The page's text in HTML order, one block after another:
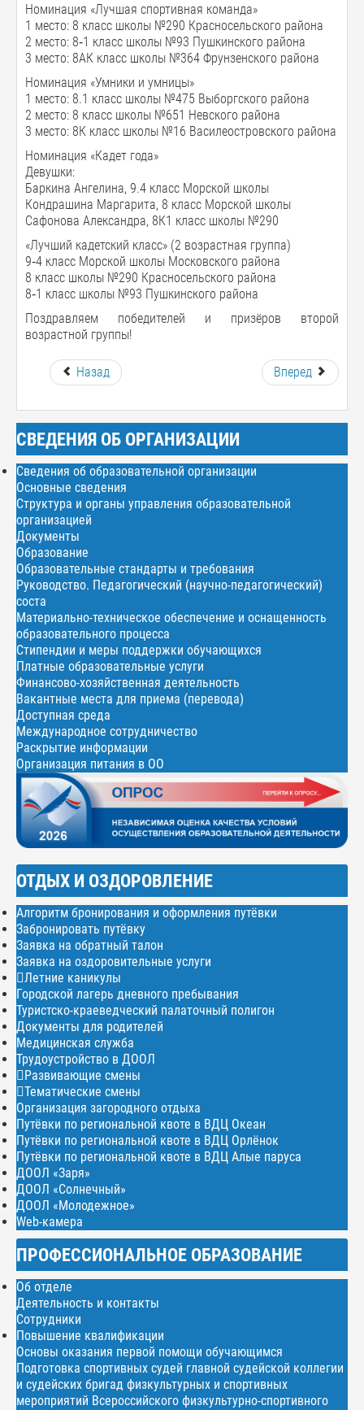
Номинация «Лучшая спортивная команда»
1 место: 8 класс школы №290 Красносельского района
2 место: 8‑1 класс школы №93 Пушкинского района
3 место: 8АК класс школы №364 Фрунзенского района
Номинация «Умники и умницы»
1 место: 8.1 класс школы №475 Выборгского района
2 место: 8 класс школы №651 Невского района
3 место: 8К класс школы №16 Василеостровского района
Номинация «Кадет года»
Девушки:
Баркина Ангелина, 9.4 класс Морской школы
Кондрашина Маргарита, 8 класс Морской школы
Сафонова Александра, 8К1 класс школы №290
«Лучший кадетский класс» (2 возрастная группа)
9‑4 класс Морской школы Московского района
8 класс школы №290 Красносельского района
8‑1 класс школы №93 Пушкинского района
Поздравляем победителей и призёров второй
возрастной группы!
Назад Вперед
СВЕДЕНИЯ ОБ ОРГАНИЗАЦИИ
Сведения об образовательной организации
Основные сведения
Структура и органы управления образовательной
организацией
Документы
Образование
Образовательные стандарты и требования
Руководство. Педагогический (научно-педагогический)
соста
Материально-техническое обеспечение и оснащенность
образовательного процесса
Стипендии и меры поддержки обучающихся
Платные образовательные услуги
Финансово-хозяйственная деятельность
Вакантные места для приема (перевода)
Доступная среда
Международное сотрудничество
Раскрытие информации
Организация питания в ОО
ОТДЫХ И ОЗДОРОВЛЕНИЕ
Алгоритм бронирования и оформления путёвки
Забронировать путёвку
Заявка на обратный талон
Заявка на оздоровительные услуги
Летние каникулы
Городской лагерь дневного пребывания
Туристско-краеведческий палаточный полигон
Документы для родителей
Медицинская служба
Трудоустройство в ДООЛ
Развивающие смены
Тематические смены
Организация загородного отдыха
Путёвки по региональной квоте в ВДЦ Океан
Путёвки по региональной квоте в ВДЦ Орлёнок
Путёвки по региональной квоте в ВДЦ Алые паруса
ДООЛ «Заря»
ДООЛ «Солнечный»
ДООЛ «Молодежное»
Web-камера
ПРОФЕССИОНАЛЬНОЕ ОБРАЗОВАНИЕ
Об отделе
Деятельность и контакты
Сотрудники
Повышение квалификации
Основы оказания первой помощи обучающимся
Подготовка спортивных судей главной судейской коллегии
и судейских бригад физкультурных и спортивных
мероприятий Всероссийского физкультурно-спортивного